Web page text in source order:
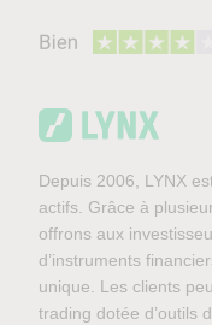
Depuis 2006, LYNX
actifs. Grâce à
offrons aux
d’instruments
unique. Les clients
trading dotée d’outils